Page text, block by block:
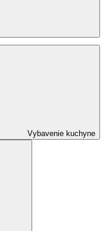
Vybavenie kuchyne